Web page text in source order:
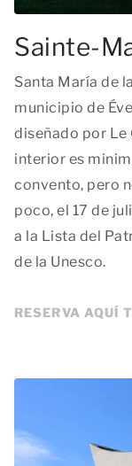
Sainte-
Santa María de
municipio de
diseñado por Le
interior es
convento, pero
poco, el 17 de
a la Lista del
de la Unesco.
RESERVA AQUÍ